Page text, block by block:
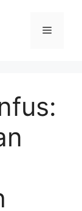
Menu